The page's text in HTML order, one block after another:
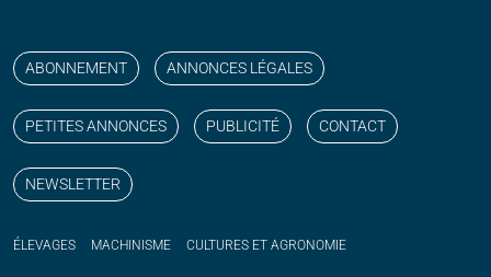
ABONNEMENT ANNONCES LÉGALES
PETITES ANNONCES PUBLICITÉ CONTACT
NEWSLETTER
ÉLEVAGES MACHINISME CULTURES ET AGRONOMIE